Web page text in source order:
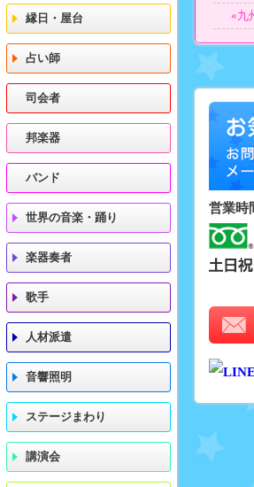
«九
営業時
縁日・屋台
占い師
司会者
邦楽器
バンド
世界の音楽・踊り
楽器奏者
歌手
人材派遣
音響照明
ステージまわり
講演会